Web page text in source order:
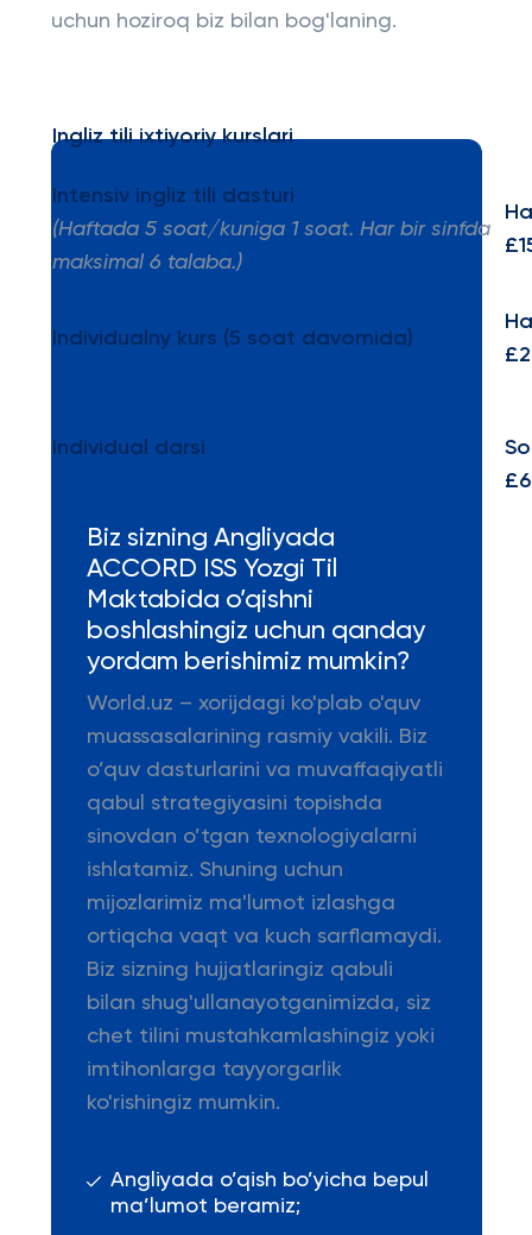
uchun hoziroq biz bilan bog'laning.
Ingliz tili ixtiyoriy kurslari
Intensiv ingliz tili dasturi
(Haftada 5 soat/kuniga 1 soat. Har bir sinfda
maksimal 6 talaba.)
Individualny kurs (5 soat davomida)
Individual darsi
Biz sizning Angliyada
ACCORD ISS Yozgi Til
Maktabida o’qishni
boshlashingiz uchun qanday
yordam berishimiz mumkin?
World.uz – xorijdagi ko'plab o'quv
muassasalarining rasmiy vakili. Biz
o’quv dasturlarini va muvaffaqiyatli
qabul strategiyasini topishda
sinovdan o’tgan texnologiyalarni
ishlatamiz. Shuning uchun
mijozlarimiz ma'lumot izlashga
ortiqcha vaqt va kuch sarflamaydi.
Biz sizning hujjatlaringiz qabuli
bilan shug'ullanayotganimizda, siz
chet tilini mustahkamlashingiz yoki
imtihonlarga tayyorgarlik
ko'rishingiz mumkin.
Angliyada o’qish bo’yicha bepul
ma’lumot beramiz;